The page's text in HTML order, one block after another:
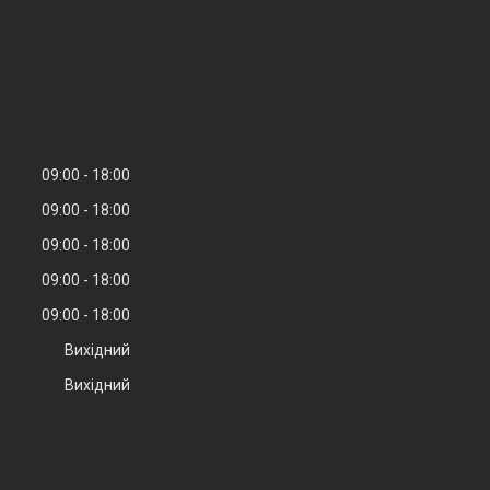
09:00
18:00
09:00
18:00
09:00
18:00
09:00
18:00
09:00
18:00
Вихідний
Вихідний